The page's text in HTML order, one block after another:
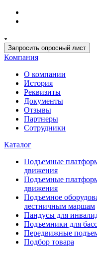
Запросить опросный лист
Компания
О компании
История
Реквизиты
Документы
Отзывы
Партнеры
Сотрудники
Каталог
Подъемные
движения
Подъемные
движения
Подъемное
лестничным маршам
Пандусы для
Подъемники для
Передвижные
Подбор товара